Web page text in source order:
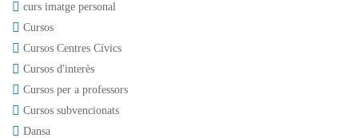
curs imatge personal
Cursos
Cursos Centres Cívics
Cursos d'interès
Cursos per a professors
Cursos subvencionats
Dansa